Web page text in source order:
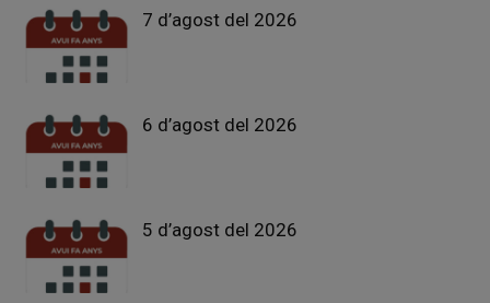
7 d’agost del 2026
6 d’agost del 2026
5 d’agost del 2026